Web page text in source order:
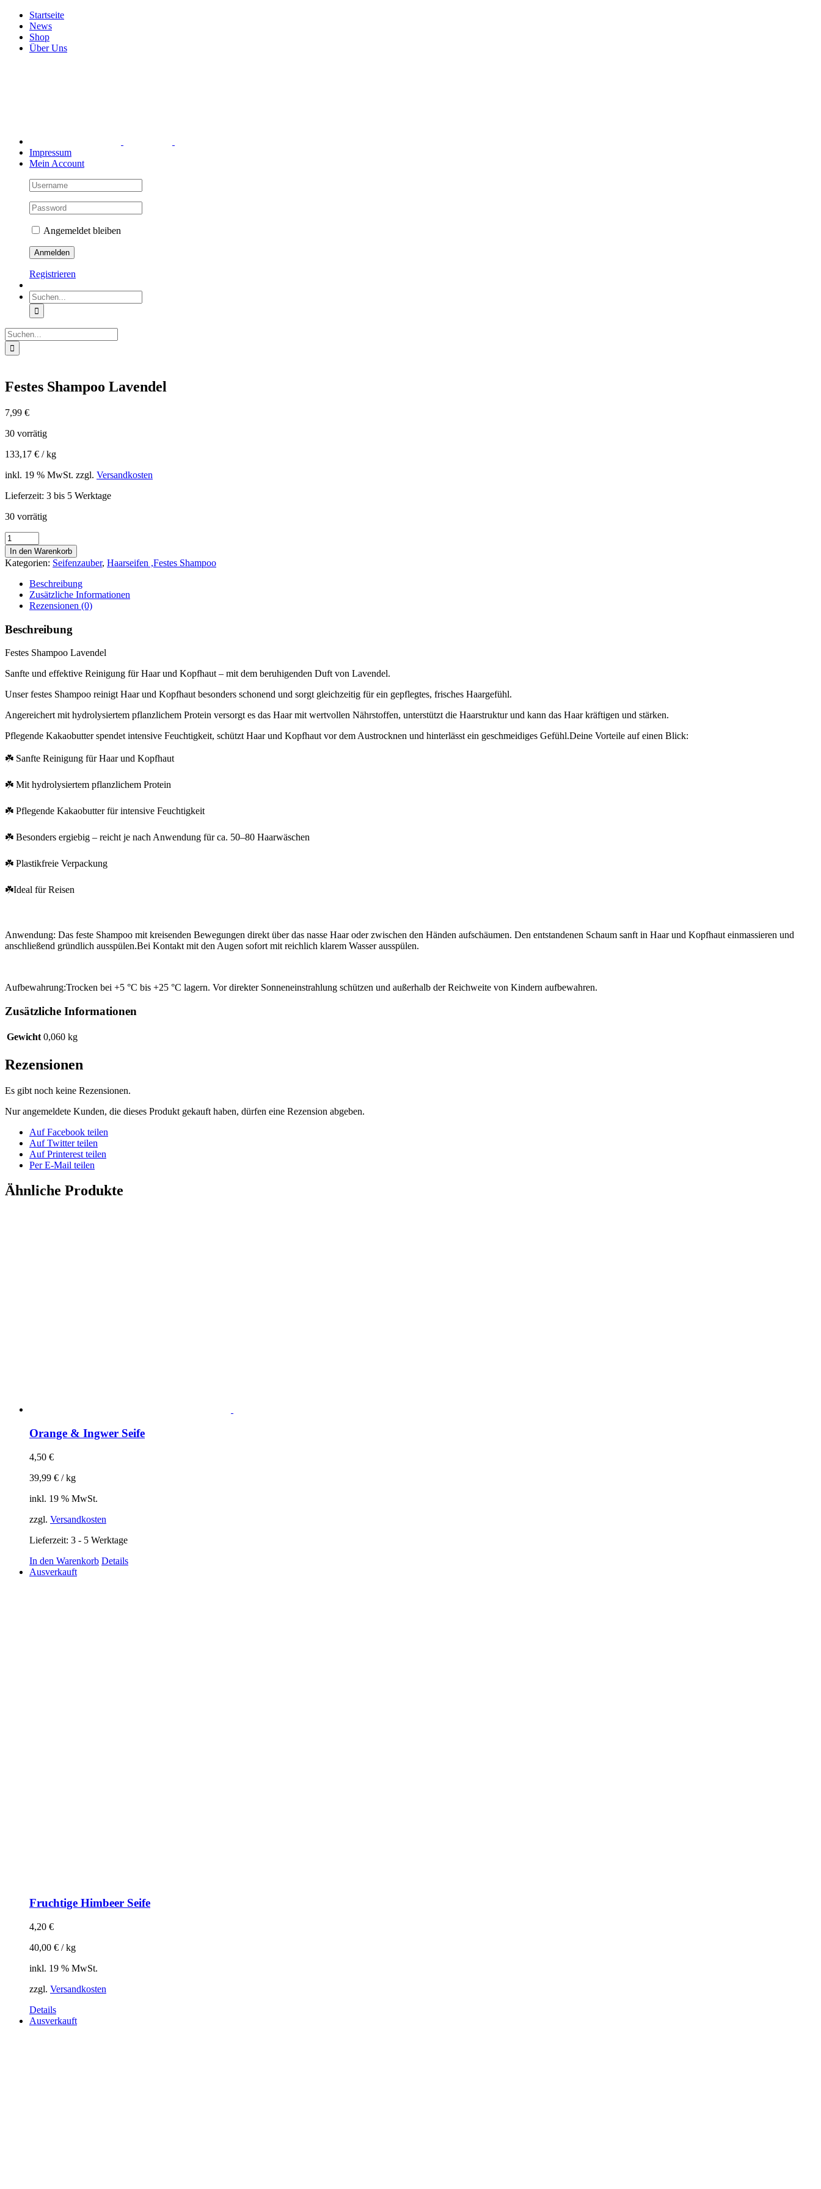
Zum
Inhalt
springen
Startseite
News
Shop
Über Uns
Impressum
Mein Account
Angemeldet bleiben
Registrieren
Suche
nach:
Suche
nach:
Festes Shampoo Lavendel
7,99 €
30 vorrätig
133,17 € /kg
inkl. 19 % MwSt. zzgl. Versandkosten
Lieferzeit: 3 bis 5 Werktage
30 vorrätig
Festes
Shampoo
Lavendel
Menge
In den Warenkorb
Kategorien: Seifenzauber, Haarseifen ,Festes Shampoo
Beschreibung
Zusätzliche Informationen
Rezensionen (0)
Beschreibung
Festes Shampoo Lavendel
Sanfte und effektive Reinigung für Haar und Kopfhaut – mit dem beruhigenden Duft von Lavendel.
Unser festes Shampoo reinigt Haar und Kopfhaut besonders schonend und sorgt gleichzeitig für ein gepflegtes, frisches Haargefühl.
Angereichert mit hydrolysiertem pflanzlichem Protein versorgt es das Haar mit wertvollen Nährstoffen, unterstützt die Haarstruktur und kann das Haar kräftigen und stärken.
Pflegende Kakaobutter spendet intensive Feuchtigkeit, schützt Haar und Kopfhaut vor dem Austrocknen und hinterlässt ein geschmeidiges Gefühl.Deine Vorteile auf einen Blick:
☘️ Sanfte Reinigung für Haar und Kopfhaut
☘️ Mit hydrolysiertem pflanzlichem Protein
☘️ Pflegende Kakaobutter für intensive Feuchtigkeit
☘️ Besonders ergiebig – reicht je nach Anwendung für ca. 50–80 Haarwäschen
☘️ Plastikfreie Verpackung
☘️Ideal für Reisen
Anwendung: Das feste Shampoo mit kreisenden Bewegungen direkt über das nasse Haar oder zwischen den Händen aufschäumen. Den entstandenen Schaum sanft in Haar und Kopfhaut einmassieren und
anschließend gründlich ausspülen.Bei Kontakt mit den Augen sofort mit reichlich klarem Wasser ausspülen.
Aufbewahrung:Trocken bei +5 °C bis +25 °C lagern. Vor direkter Sonneneinstrahlung schützen und außerhalb der Reichweite von Kindern aufbewahren.
Zusätzliche Informationen
Gewicht 0,060 kg
Rezensionen
Es gibt noch keine Rezensionen.
Nur angemeldete Kunden, die dieses Produkt gekauft haben, dürfen eine Rezension abgeben.
Auf Facebook teilen
Auf Twitter teilen
Auf Printerest teilen
Per E-Mail teilen
Ähnliche Produkte
Orange & Ingwer Seife
4,50 €
39,99 € /kg
inkl. 19 % MwSt.
zzgl. Versandkosten
Lieferzeit: 3 - 5 Werktage
In den Warenkorb Details
Ausverkauft
Fruchtige Himbeer Seife
4,20 €
40,00 € /kg
inkl. 19 % MwSt.
zzgl. Versandkosten
Details
Ausverkauft